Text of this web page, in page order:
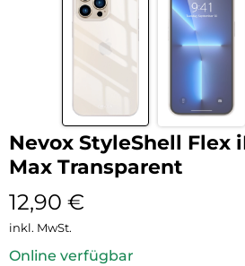
Nevox StyleShell Flex
Max Transparent
12,90 €
inkl. MwSt.
Online verfügbar